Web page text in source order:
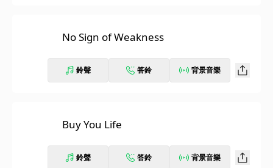
No Sign of Weakness
鈴聲 答鈴 背景音樂
Buy You Life
鈴聲 答鈴 背景音樂